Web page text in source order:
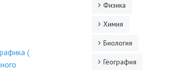
(
Физика
Химия
Биология
География